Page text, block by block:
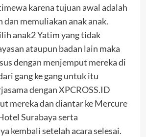
karena tujuan awal adalah
dan memuliakan anak anak.
anak2 Yatim yang tidak
ataupun badan lain maka
dengan menjemput mereka di
gang ke gang untuk itu
dengan XPCROSS.ID
mereka dan diantar ke Mercure
Surabaya serta
kembali setelah acara selesai.